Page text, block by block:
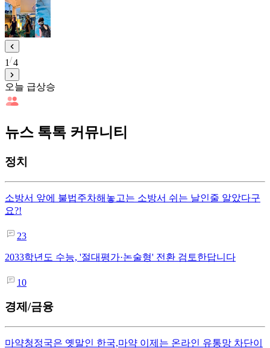
1 4
오늘 급상승
뉴스 톡톡 커뮤니티
정치
소방서 앞에 불법주차해놓고는 소방서 쉬는 날인줄 알았다구
요?!
23
2033학년도 수능, '절대평가·논술형' 전환 검토한답니다
10
경제/금융
마약청정국은 옛말인 한국,마약 이제는 온라인 유통망 차단이